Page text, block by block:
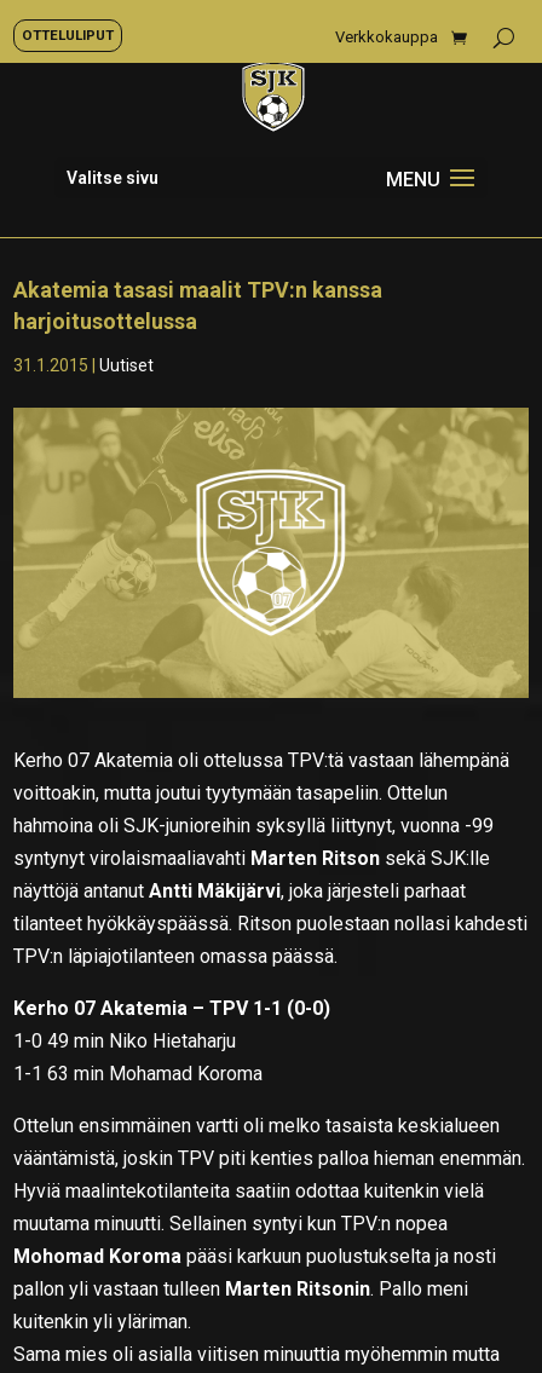
OTTELULIPUT Verkkokauppa
Valitse sivu
Akatemia tasasi maalit TPV:n kanssa
harjoitusottelussa
31.1.2015 |Uutiset
Kerho 07 Akatemia oli ottelussa TPV:tä vastaan lähempänä
voittoakin, mutta joutui tyytymään tasapeliin. Ottelun
hahmoina oli SJK-junioreihin syksyllä liittynyt, vuonna -99
syntynyt virolaismaaliavahti Marten Ritson sekä SJK:lle
näyttöjä antanutAntti Mäkijärvi, joka järjesteli parhaat
tilanteet hyökkäyspäässä. Ritson puolestaan nollasi kahdesti
TPV:n läpiajotilanteen omassa päässä.
Kerho 07 Akatemia – TPV 1-1 (0-0)
1-0 49 min Niko Hietaharju
1-1 63 min Mohamad Koroma
Ottelun ensimmäinen vartti oli melko tasaista keskialueen
vääntämistä, joskin TPV piti kenties palloa hieman enemmän.
Hyviä maalintekotilanteita saatiin odottaa kuitenkin vielä
muutama minuutti. Sellainen syntyi kun TPV:n nopea
Mohomad Koroma pääsi karkuun puolustukselta ja nosti
pallon yli vastaan tulleen Marten Ritsonin. Pallo meni
kuitenkin yli yläriman.
Sama mies oli asialla viitisen minuuttia myöhemmin mutta